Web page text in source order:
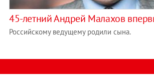
45-летний Андрей Малахов
Российскому ведущему родили сына.